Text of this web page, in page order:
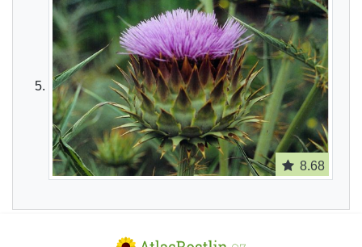
8.68